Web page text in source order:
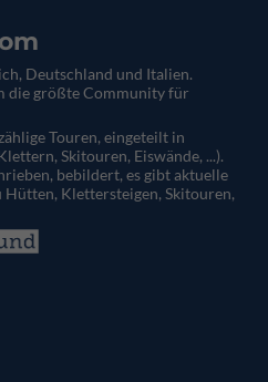
Deutschland und Italien.
die größte Community für
Touren, eingeteilt in
Skitouren, Eiswände, ...).
bebildert, es gibt aktuelle
Klettersteigen, Skitouren,